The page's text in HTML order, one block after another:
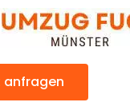
anfragen